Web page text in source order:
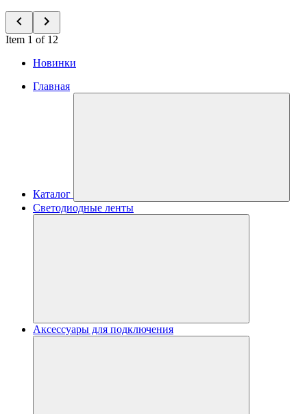
Item 1 of 12
Новинки
Главная
Каталог
Светодиодные ленты
Аксессуары для подключения